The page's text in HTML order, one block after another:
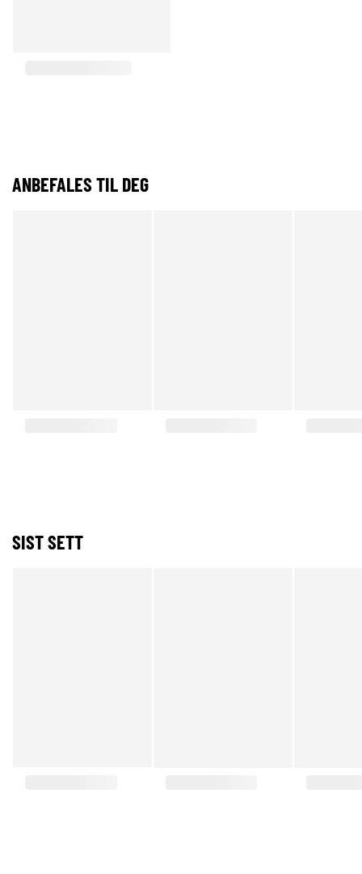
ANBEFALES TIL DEG
SIST SETT